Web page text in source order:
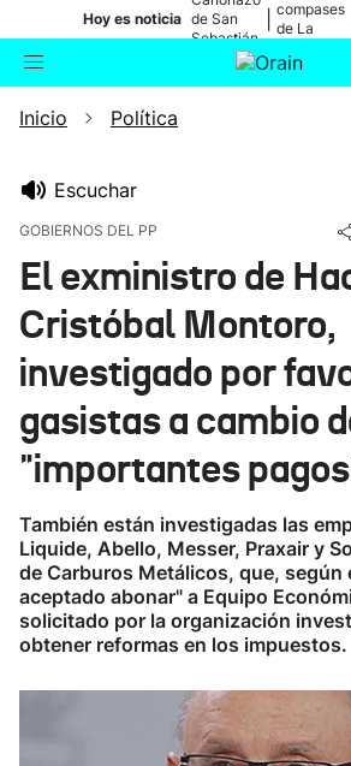
Hoy es noticia de San
Sebastián
compases
de La
Buscador
Ikusmiran
Eguraldia
Inicio Política
Escuchar
GOBIERNOS DEL PP
El exministro de
Cristóbal Montoro,
investigado por
gasistas a cambio
"importantes
También están investigadas las
Liquide, Abello, Messer, Praxair y
de Carburos Metálicos, que, según
aceptado abonar" a Equipo
solicitado por la organización
obtener reformas en los impuestos.